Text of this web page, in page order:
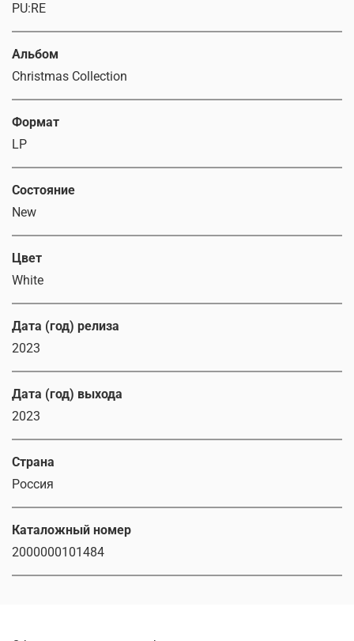
PU:RE
Альбом
Christmas Collection
Формат
LP
Состояние
New
Цвет
White
Дата (год) релиза
2023
Дата (год) выхода
2023
Страна
Россия
Каталожный номер
2000000101484